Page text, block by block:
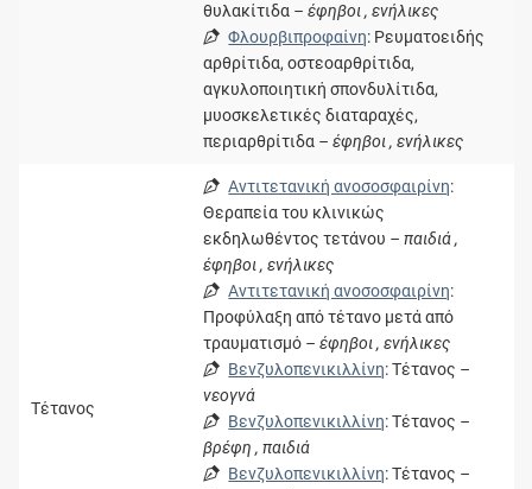
θυλακίτιδα – έφηβοι , ενήλικες
Φλουρβιπροφαίνη: Ρευματοειδής
αρθρίτιδα, οστεοαρθρίτιδα,
αγκυλοποιητική σπονδυλίτιδα,
μυοσκελετικές διαταραχές,
περιαρθρίτιδα – έφηβοι , ενήλικες
Τέτανος
Αντιτετανική ανοσοσφαιρίνη:
Θεραπεία του κλινικώς
εκδηλωθέντος τετάνου – παιδιά ,
έφηβοι , ενήλικες
Αντιτετανική ανοσοσφαιρίνη:
Προφύλαξη από τέτανο μετά από
τραυματισμό – έφηβοι , ενήλικες
Βενζυλοπενικιλλίνη: Τέτανος –
νεογνά
Βενζυλοπενικιλλίνη: Τέτανος –
βρέφη , παιδιά
Βενζυλοπενικιλλίνη: Τέτανος –